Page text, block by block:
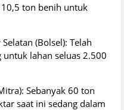
ton benih untuk
(Bolsel): Telah
lahan seluas 2.500
Sebanyak 60 ton
saat ini sedang dalam